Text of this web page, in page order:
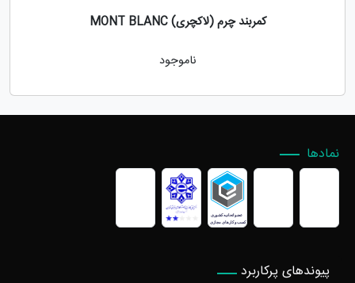
کمربند چرم (لاکچری) MONT BLANC
ناموجود
پیوندهای پرکاربرد
نمادها